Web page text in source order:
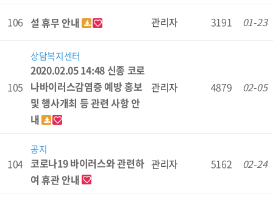
106 설 휴무 안내 관리자 3191 01-23
105
상담복지센터
2020.02.05 14:48 신종 코로
나바이러스감염증 예방 홍보
및 행사개최 등 관련 사항 안
내
관리자 4879 02-05
104
공지
코로나19 바이러스와 관련하
여 휴관 안내
관리자 5162 02-24